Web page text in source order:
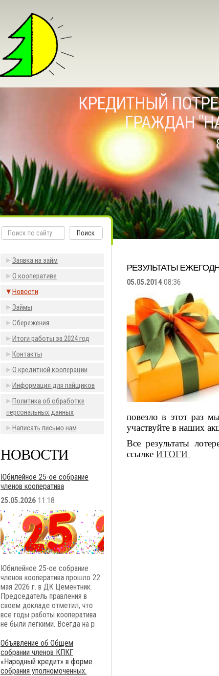
КРЕДИТНЫЙ
ГРАЖДАН
Поиск
Заявка на займ
О кооперативе
Новости
Займы
Сбережения
Итоги работы за 2024 год
Контакты
О кредитной кооперации
Информация для пайщиков
Политика об обработке
персональных данных
Написать письмо нам
НОВОСТИ
Юбилейное 25-ое собрание
членов кооператива
25.05.2026 11:18
Юбилейное 25-ое собрание
членов кооператива прошло 22
мая 2026 г. в ДК Цементник.
Председатель правления в
своем докладе отметил, что
все годы работы кооператива
не были легкими. Всегда на р
Объявление об Общем
собрании членов КПКГ
«Народный кредит» в форме
собрания уполномоченных.
РЕЗУЛЬТАТЫ
05.05.2014 08:36
повезло в этот раз
участвуйте в наших
Все результаты
ссылке ИТОГИ